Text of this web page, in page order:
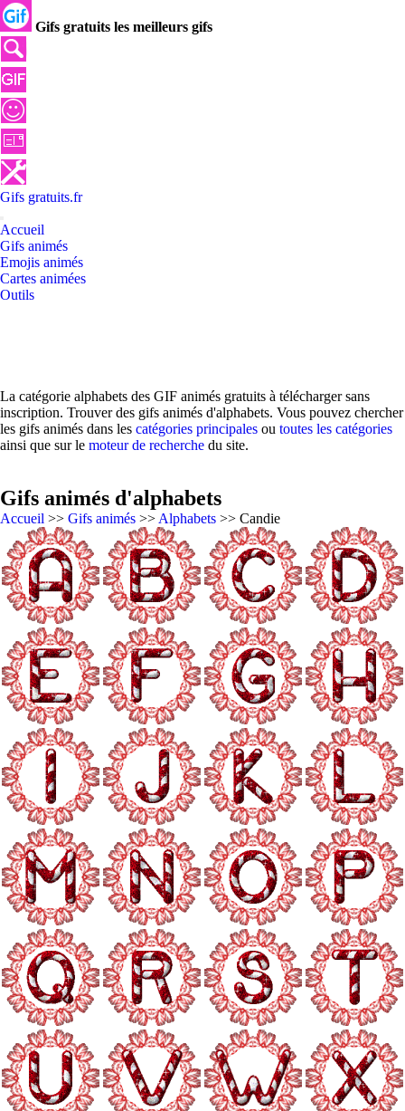
Gifs gratuits les meilleurs gifs
Gifs gratuits.fr
Accueil
Gifs animés
Emojis animés
Cartes animées
Outils
La catégorie alphabets des GIF animés gratuits à télécharger sans
inscription. Trouver des gifs animés d'alphabets. Vous pouvez chercher
les gifs animés dans les catégories principales ou toutes les catégories
ainsi que sur le moteur de recherche du site.
Gifs animés d'alphabets
Accueil >> Gifs animés >> Alphabets >> Candie